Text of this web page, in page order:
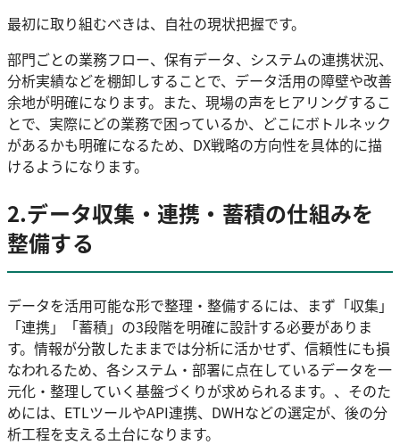
最初に取り組むべきは、自社の現状把握です。
部門ごとの業務フロー、保有データ、システムの連携状況、
分析実績などを棚卸しすることで、データ活用の障壁や改善
余地が明確になります。また、現場の声をヒアリングするこ
とで、実際にどの業務で困っているか、どこにボトルネック
があるかも明確になるため、DX戦略の方向性を具体的に描
けるようになります。
2.データ収集・連携・蓄積の仕組みを
整備する
データを活用可能な形で整理・整備するには、まず「収集」
「連携」「蓄積」の3段階を明確に設計する必要がありま
す。情報が分散したままでは分析に活かせず、信頼性にも損
なわれるため、各システム・部署に点在しているデータを一
元化・整理していく基盤づくりが求められるます。、そのた
めには、ETLツールやAPI連携、DWHなどの選定が、後の分
析工程を支える土台になります。